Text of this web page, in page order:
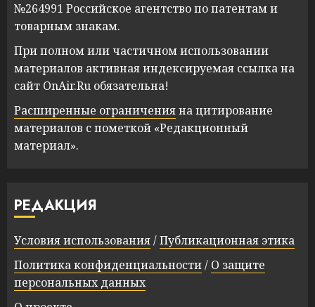
№264991 Российское агентство по патентам и
товарным знакам.
При полном или частичном использовании
материалов активная индексируемая ссылка на
сайт OnAir.Ru обязательна!
Расширенные ограниченияна цитирование
материалов с пометкой «Редакционный
материал».
РЕДАКЦИЯ
Условия использования/Публикационная этика
Политика конфиденциальности/ О защите
персональных данных